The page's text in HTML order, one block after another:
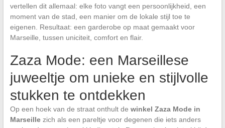
vertellen dit allemaal: elke foto vangt een persoonlijkheid, een
moment van de stad, een manier om de lokale stijl toe te
eigenen. Resultaat: een garderobe op maat gemaakt voor
Marseille, tussen uniciteit, comfort en flair.
Zaza Mode: een Marseillese
juweeltje om unieke en stijlvolle
stukken te ontdekken
Op een hoek van de straat onthult de winkel Zaza Mode in
Marseillezich als een pareltje voor degenen die iets anders